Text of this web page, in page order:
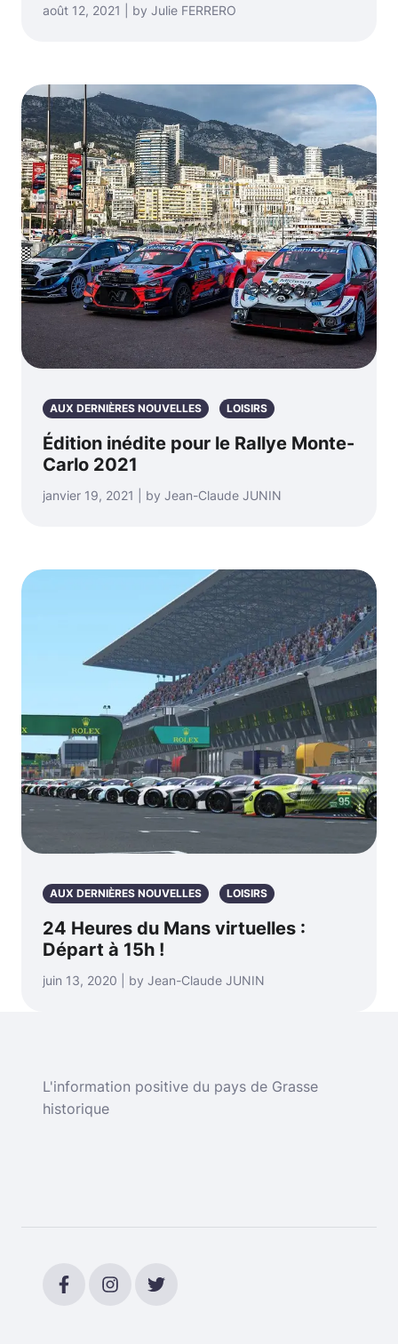
août 12, 2021 | by Julie FERRERO
AUX DERNIÈRES NOUVELLES LOISIRS
Édition inédite pour le Rallye Monte-
Carlo 2021
janvier 19, 2021 | by Jean-Claude JUNIN
AUX DERNIÈRES NOUVELLES LOISIRS
24 Heures du Mans virtuelles :
Départ à 15h !
juin 13, 2020 | by Jean-Claude JUNIN
L'information positive du pays de Grasse
historique